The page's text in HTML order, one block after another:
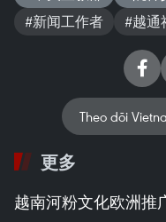
#新闻工作者
#越通
Theo dõi
更多
越南河粉文化欧洲推